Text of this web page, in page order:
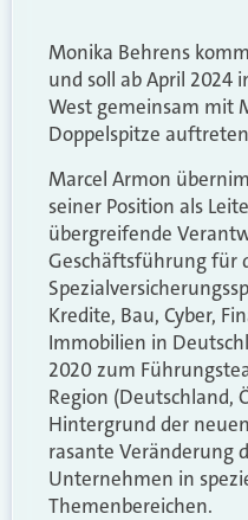
Monika Behrens
und soll ab April 2024
West gemeinsam mit
Doppelspitze
Marcel Armon
seiner Position als
übergreifende
Geschäftsführung für
Kredite, Bau, Cyber,
Immobilien in
2020 zum
Region (Deutschland,
Hintergrund der
rasante Veränderung
Unternehmen in
Themenbereichen.